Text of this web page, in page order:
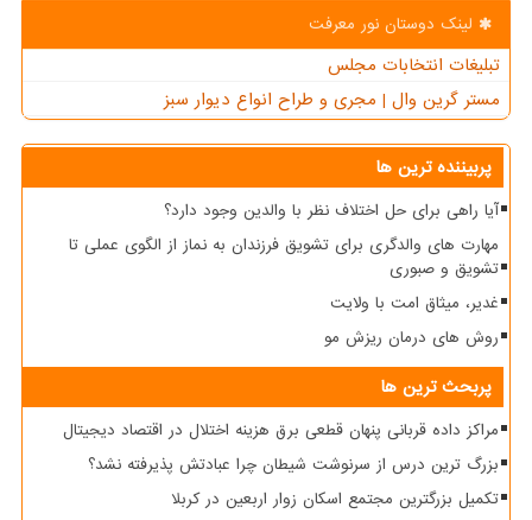
لینک دوستان نور معرفت
تبلیغات انتخابات مجلس
مستر گرین وال | مجری و طراح انواع دیوار سبز
پربیننده ترین ها
آیا راهی برای حل اختلاف نظر با والدین وجود دارد؟
مهارت های والدگری برای تشویق فرزندان به نماز از الگوی عملی تا
تشویق و صبوری
غدیر، میثاق امت با ولایت
روش های درمان ریزش مو
پربحث ترین ها
مراکز داده قربانی پنهان قطعی برق هزینه اختلال در اقتصاد دیجیتال
بزرگ ترین درس از سرنوشت شیطان چرا عبادتش پذیرفته نشد؟
تکمیل بزرگترین مجتمع اسکان زوار اربعین در کربلا